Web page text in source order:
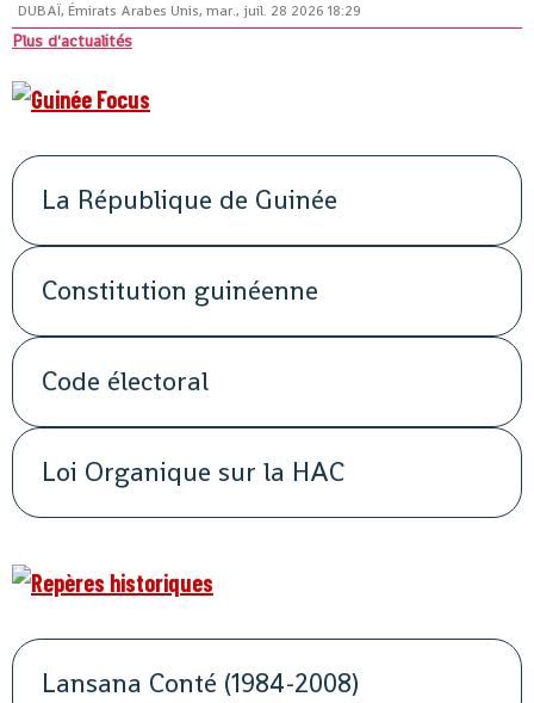
DUBAÏ, Émirats Arabes Unis, mar., juil. 28 2026 18:29
Plus d'actualités
La République de Guinée
Constitution guinéenne
Code électoral
Loi Organique sur la HAC
Lansana Conté (1984-2008)